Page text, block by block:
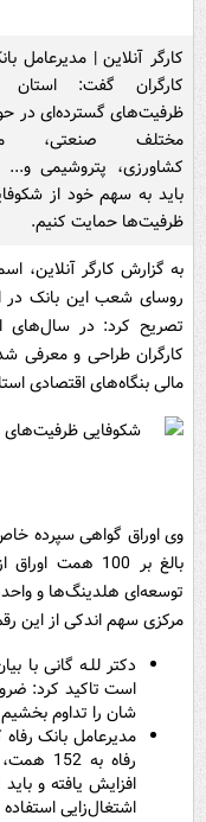
کارگر آنلاین | مدیرعامل
کارگران گفت: استان
ظرفیت‌های گسترده‌ای در
مختلف صنعتی،
کشاورزی، پتروشیمی و...
باید به سهم خود از
ظرفیت‌ها حمایت کنیم.
به گزارش کارگر آنلاین،
تصریح کرد: در سال‌های
کارگران طراحی و معرفی
مالی بنگاه‌های اقتصادی
وی اوراق گواهی سپرده
بالغ بر 100
توسعه‌ای هلدینگ‌ها و
مرکزی سهم اندکی از این
دکتر للـه گانی با
است تاکید کرد:
شان را تداوم
مدیرعامل بانک
رفاه
افزایش یافته و
اشتغال‌زایی